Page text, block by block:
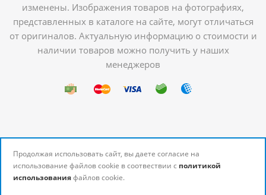
изменены. Изображения товаров на фотографиях,
представленных в каталоге на сайте, могут отличаться
от оригиналов. Актуальную информацию о стоимости и
наличии товаров можно получить у наших
менеджеров
Продолжая использовать сайт, вы даете согласие на
использование файлов cookie в соотвествии с политикой
использованияфайлов cookie.